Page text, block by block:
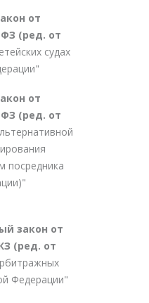
от
ФЗ (ред. от
судах
от
ФЗ (ред. от
посредника
закон от
(ред. от
Федерации"